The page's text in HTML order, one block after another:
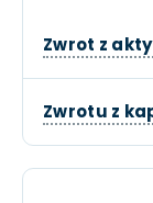
Zwrot z
Zwrotu z